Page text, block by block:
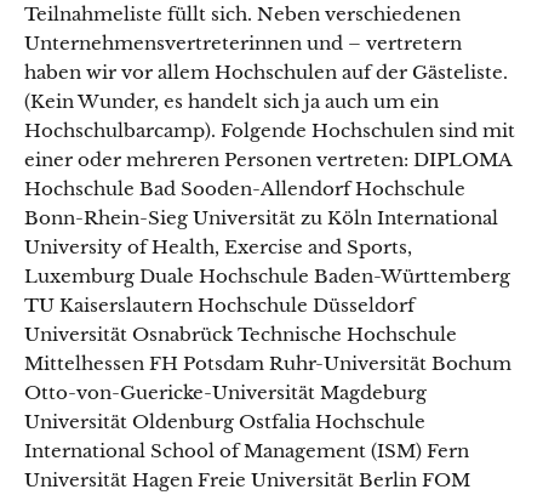
Teilnahmeliste füllt sich. Neben verschiedenen
Unternehmensvertreterinnen und – vertretern
haben wir vor allem Hochschulen auf der Gästeliste.
(Kein Wunder, es handelt sich ja auch um ein
Hochschulbarcamp). Folgende Hochschulen sind mit
einer oder mehreren Personen vertreten: DIPLOMA
Hochschule Bad Sooden-Allendorf Hochschule
Bonn-Rhein-Sieg Universität zu Köln International
University of Health, Exercise and Sports,
Luxemburg Duale Hochschule Baden-Württemberg
TU Kaiserslautern Hochschule Düsseldorf
Universität Osnabrück Technische Hochschule
Mittelhessen FH Potsdam Ruhr-Universität Bochum
Otto-von-Guericke-Universität Magdeburg
Universität Oldenburg Ostfalia Hochschule
International School of Management (ISM) Fern
Universität Hagen Freie Universität Berlin FOM